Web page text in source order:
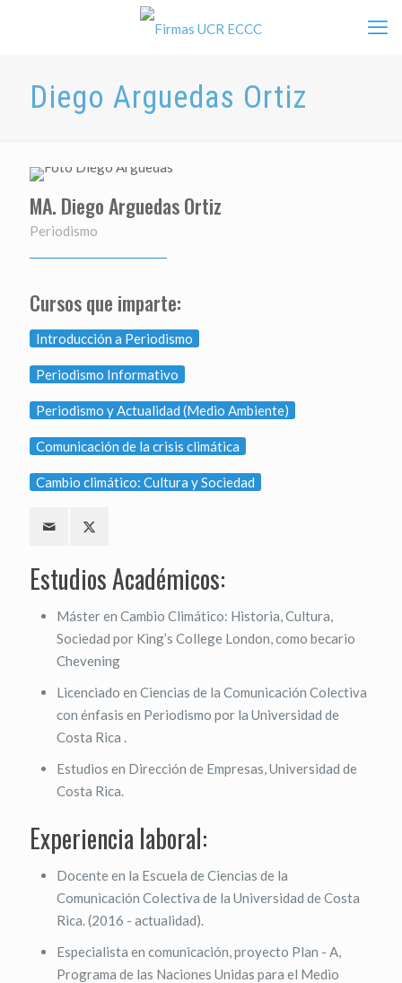
Diego Arguedas Ortiz
MA. Diego Arguedas Ortiz
Periodismo
Cursos que imparte:
Introducción a Periodismo
Periodismo Informativo
Periodismo y Actualidad (Medio Ambiente)
Comunicación de la crisis climática
Cambio climático: Cultura y Sociedad
Estudios Académicos:
Máster en Cambio Climático: Historia, Cultura,
Sociedad por King’s College London, como becario
Chevening
Licenciado en Ciencias de la Comunicación Colectiva
con énfasis en Periodismo por la Universidad de
Costa Rica .
Estudios en Dirección de Empresas, Universidad de
Costa Rica.
Experiencia laboral:
Docente en la Escuela de Ciencias de la
Comunicación Colectiva de la Universidad de Costa
Rica. (2016 - actualidad).
Especialista en comunicación, proyecto Plan - A,
Programa de las Naciones Unidas para el Medio